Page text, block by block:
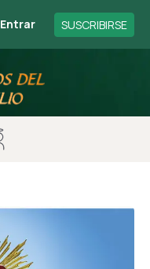
Entrar SUSCRIBIRSE